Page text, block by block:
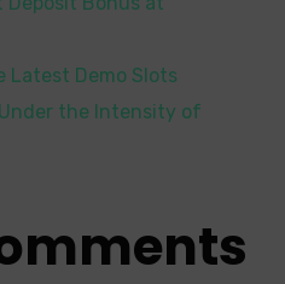
Latest Demo Slots
the Intensity of